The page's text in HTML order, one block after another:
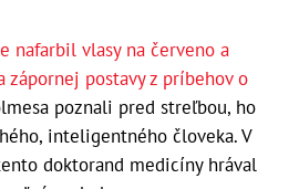
nafarbil vlasy na červeno a
zápornej postavy z príbehov o
poznali pred streľbou, ho
inteligentného človeka. V
doktorand medicíny hrával